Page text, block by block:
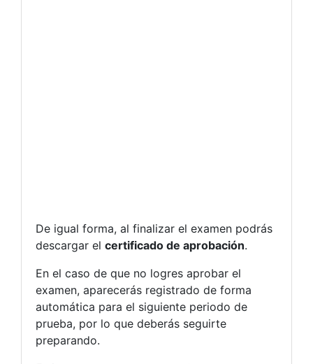
De igual forma, al finalizar el examen podrás
descargar el certificado de aprobación.
En el caso de que no logres aprobar el
examen, aparecerás registrado de forma
automática para el siguiente periodo de
prueba, por lo que deberás seguirte
preparando.